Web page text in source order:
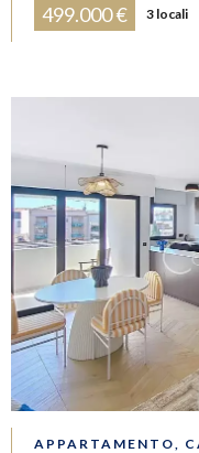
499.000 € 3 locali
APPARTAMENTO,